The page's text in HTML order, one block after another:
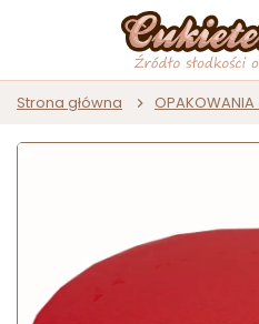
Strona główna OPAKOWANIA